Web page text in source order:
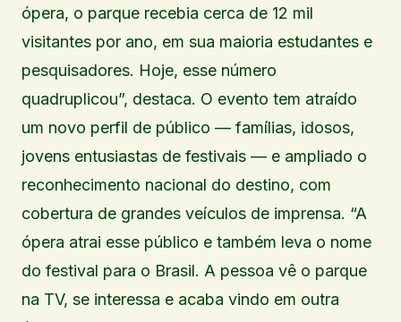
ópera, o parque recebia cerca de 12 mil
visitantes por ano, em sua maioria estudantes e
pesquisadores. Hoje, esse número
quadruplicou”, destaca. O evento tem atraído
um novo perfil de público — famílias, idosos,
jovens entusiastas de festivais — e ampliado o
reconhecimento nacional do destino, com
cobertura de grandes veículos de imprensa. “A
ópera atrai esse público e também leva o nome
do festival para o Brasil. A pessoa vê o parque
na TV, se interessa e acaba vindo em outra